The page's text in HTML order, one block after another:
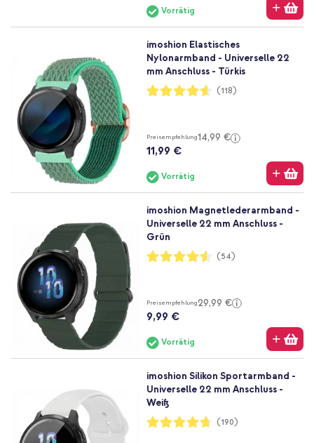
Vorrätig
imoshion Elastisches
Nylonarmband - Universelle 22
mm Anschluss - Türkis
Bewertung:
92%
(118)
Preisempfehlung14,99 €
11,99 €
Vorrätig
imoshion Magnetlederarmband -
Universelle 22 mm Anschluss -
Grün
Bewertung:
91%
(54)
Preisempfehlung29,99 €
9,99 €
Vorrätig
imoshion Silikon Sportarmband -
Universelle 22 mm Anschluss -
Weiß
Bewertung:
94%
(190)